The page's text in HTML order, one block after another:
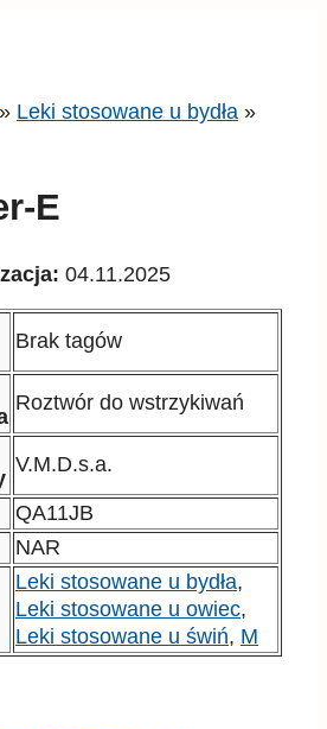
» Leki stosowane u bydła »
E
04.11.2025
Brak tagów
Roztwór do wstrzykiwań
V.M.D.s.a.
QA11JB
NAR
Leki stosowane u bydła,
Leki stosowane u owiec,
Leki stosowane u świń, M